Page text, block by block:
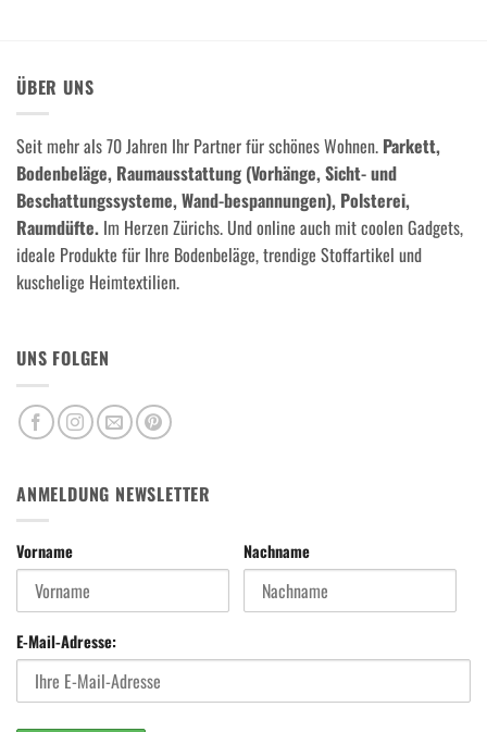
ÜBER UNS
Seit mehr als 70 Jahren Ihr Partner für schönes Wohnen. Parkett,
Bodenbeläge, Raumausstattung (Vorhänge, Sicht- und
Beschattungssysteme, Wand-bespannungen), Polsterei,
Raumdüfte. Im Herzen Zürichs. Und online auch mit coolen Gadgets,
ideale Produkte für Ihre Bodenbeläge, trendige Stoffartikel und
kuschelige Heimtextilien.
UNS FOLGEN
ANMELDUNG NEWSLETTER
Vorname Nachname
E-Mail-Adresse: